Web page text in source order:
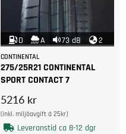
D A 73 dB 2
CONTINENTAL
275/25R21 CONTINENTAL
SPORT CONTACT 7
5216 kr
(inkl. miljöavgift á 25kr)
Leveranstid ca 8-12 dgr